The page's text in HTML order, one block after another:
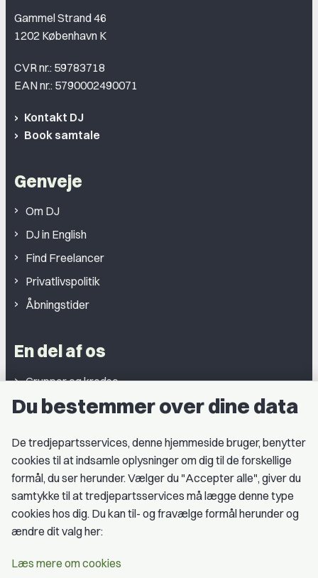
Gammel Strand 46
1202 København K
CVR nr.: 59783718
EAN nr.: 5790002490071
Kontakt DJ
Book samtale
Genveje
Om DJ
DJ in English
Find Freelancer
Privatlivspolitik
Åbningstider
En del af os
Grupper og kredse
Studentergrupper
Medlemskab
Fordele som medlem
Kontingent
Du bestemmer over dine data
De tredjepartsservices, denne hjemmeside bruger, benytter
cookies til at indsamle oplysninger om dig til de forskellige
formål, du ser herunder. Vælger du "Accepter alle", giver du
samtykke til at tredjepartsservices må lægge denne type
cookies hos dig. Du kan til- og fravælge formål herunder og
ændre dit valg her:
Læs mere om cookies